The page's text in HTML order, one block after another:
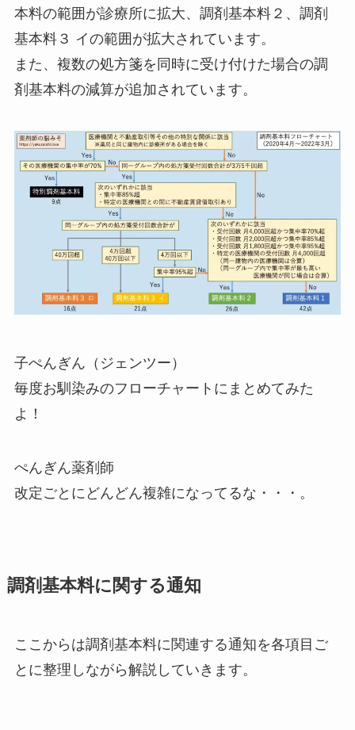
本料の範囲が診療所に拡大、 調剤基本料２、調剤
基本料３ イの範囲が拡大されています。
また、複数の処方箋を同時に受け付けた場合の調
剤基本料の減算が追加されています。
子ぺんぎん（ジェンツー）
毎度お馴染みのフローチャートにまとめてみた
よ！
ぺんぎん薬剤師
改定ごとにどんどん複雑になってるな・・・。
調剤基本料に関する通知
ここからは調剤基本料に関連する通知を各項目ご
とに整理しながら解説していきます。